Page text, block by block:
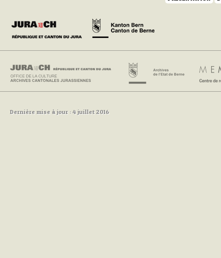
Dernière mise à jour : 4 juillet 2016